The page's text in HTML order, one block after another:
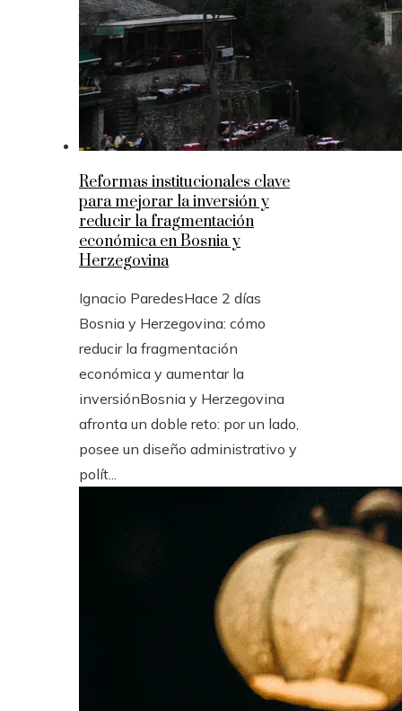
Reformas institucionales clave
para mejorar la inversión y
reducir la fragmentación
económica en Bosnia y
Herzegovina
Ignacio ParedesHace 2 días
Bosnia y Herzegovina: cómo
reducir la fragmentación
económica y aumentar la
inversiónBosnia y Herzegovina
afronta un doble reto: por un lado,
posee un diseño administrativo y
polít...